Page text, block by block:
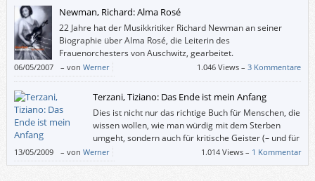
Newman, Richard: Alma Rosé
22 Jahre hat der Musikkritiker Richard Newman an seiner
Biographie über Alma Rosé, die Leiterin des
Frauenorchesters von Auschwitz, gearbeitet.
06/05/2007 – von Werner 1.046 Views –3 Kommentare
Terzani, Tiziano: Das Ende ist mein Anfang
Dies ist nicht nur das richtige Buch für Menschen, die
wissen wollen, wie man würdig mit dem Sterben
umgeht, sondern auch für kritische Geister (– und für
solche, die an einem Crashkurs „Asien in der zweiten
Hälfte des 20. Jahrhunderts“ interessiert sind).
13/05/2009 – von Werner 1.014 Views – 1 Kommentar